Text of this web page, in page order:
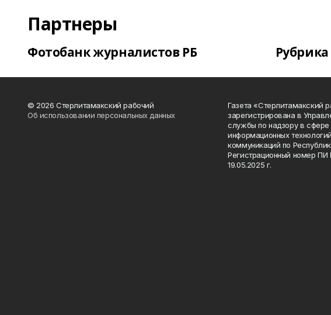
Партнеры
Фотобанк журналистов РБ
© 2026 Стерлитамакский рабочий
Об использовании персональных данных
Газета «Стерлитамакский
зарегистрирована в
службы по надзору в сфере
информационных
коммуникаций по
Регистрационный номер
19.05.2025 г.